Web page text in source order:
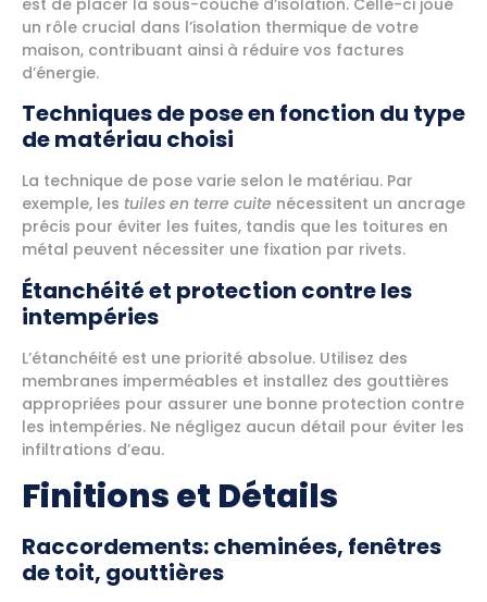
est de placer la sous-couche d’isolation. Celle-ci joue
un rôle crucial dans l’isolation thermique de votre
maison, contribuant ainsi à réduire vos factures
d’énergie.
Techniques de pose en fonction du type
de matériau choisi
La technique de pose varie selon le matériau. Par
exemple, les tuiles en terre cuite nécessitent un ancrage
précis pour éviter les fuites, tandis que les toitures en
métal peuvent nécessiter une fixation par rivets.
Étanchéité et protection contre les
intempéries
L’étanchéité est une priorité absolue. Utilisez des
membranes imperméables et installez des gouttières
appropriées pour assurer une bonne protection contre
les intempéries. Ne négligez aucun détail pour éviter les
infiltrations d’eau.
Finitions et Détails
Raccordements: cheminées, fenêtres
de toit, gouttières